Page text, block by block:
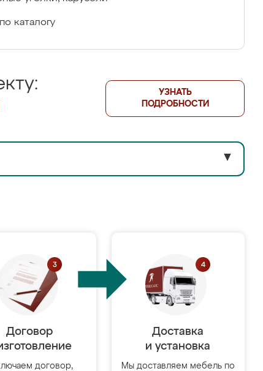
по каталогу
УЗНАТЬ
ПОДРОБНОСТИ
▼
Договор
договор,
Доставка
и установка
Мы доставляем мебель по